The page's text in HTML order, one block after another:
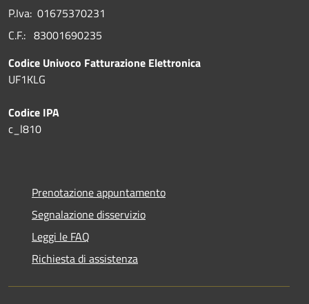
P.Iva: 01675370231
C.F.: 83001690235
Codice Univoco Fatturazione Elettronica
UF1KLG
Codice IPA
c_l810
Prenotazione appuntamento
Segnalazione disservizio
Leggi le FAQ
Richiesta di assistenza